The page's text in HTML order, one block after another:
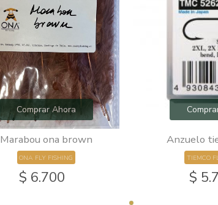
Comprar Ahora
Marabou ona brown
ONA FLY FISHING
$ 6.700
Anzuelo
TIEMCO
$